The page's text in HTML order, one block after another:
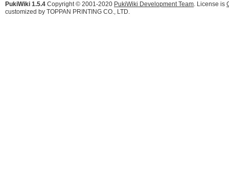
PukiWiki 1.5.4 Copyright © 2001-2020 PukiWiki Development Team. License is
customized by TOPPAN PRINTING CO., LTD.